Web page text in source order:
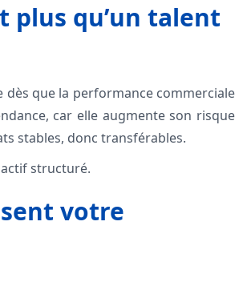
plus qu’un talent
que la performance commerciale
car elle augmente son risque
stables, donc transférables.
structuré.
votre